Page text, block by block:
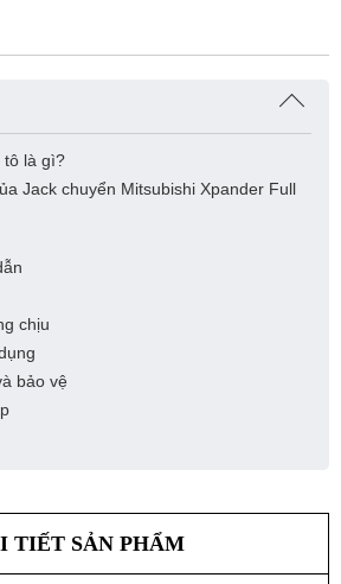
tô là gì?
Jack chuyển Mitsubishi Xpander Full
chịu
bảo vệ
TIẾT SẢN PHẨM